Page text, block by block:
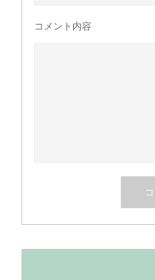
コメント内容